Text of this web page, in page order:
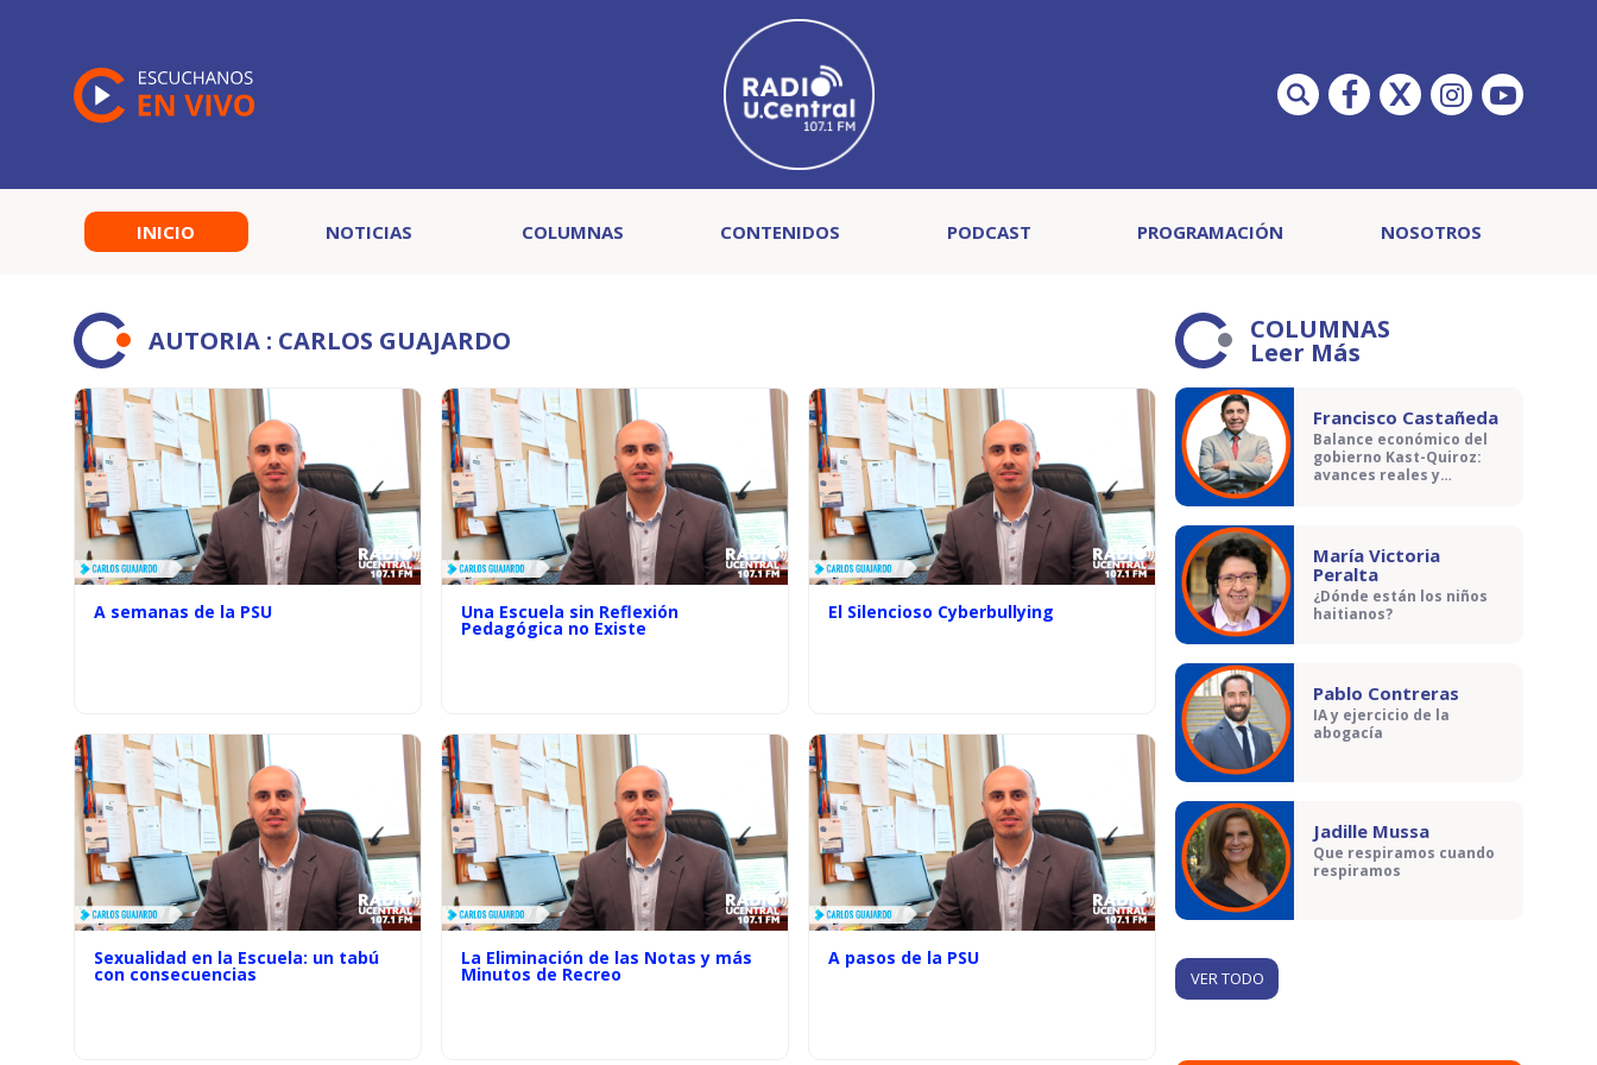
INICIO NOTICIAS COLUMNAS CONTENIDOS PODCAST PROGRAMACIÓN NOSOTROS
AUTORIA : CARLOS GUAJARDO
A semanas de la PSU Una Escuela sin Reflexión
Pedagógica no Existe
El Silencioso Cyberbullying
Sexualidad en la Escuela: un tabú
con consecuencias
La Eliminación de las Notas y más
Minutos de Recreo
A pasos de la PSU
COLUMNAS
Leer Más
Francisco Castañeda
Balance económico del
gobierno Kast-Quiroz:
avances reales y
María Victoria
Peralta
¿Dónde están los niños
haitianos?
Pablo Contreras
IA y ejercicio de la
abogacía
Jadille Mussa
Que respiramos cuando
respiramos
VER TODO